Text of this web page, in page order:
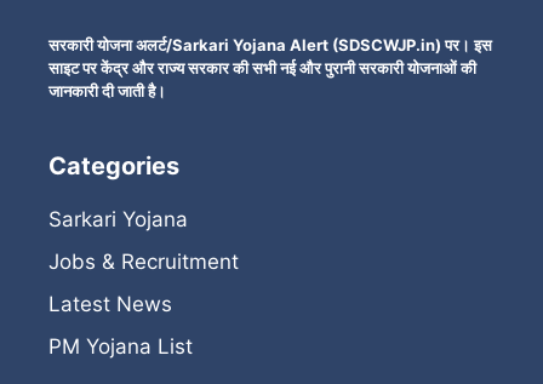
सरकारी योजना अलर्ट/Sarkari Yojana Alert (SDSCWJP.in) पर। इस
साइट पर केंद्र और राज्य सरकार की सभी नई और पुरानी सरकारी योजनाओं की
जानकारी दी जाती है।
Categories
Sarkari Yojana
Jobs & Recruitment
Latest News
PM Yojana List